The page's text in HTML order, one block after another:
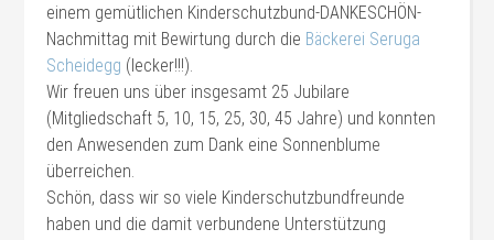
einem gemütlichen Kinderschutzbund-DANKESCHÖN-
Nachmittag mit Bewirtung durch die Bäckerei Seruga
Scheidegg (lecker!!!).
Wir freuen uns über insgesamt 25 Jubilare
(Mitgliedschaft 5, 10, 15, 25, 30, 45 Jahre) und konnten
den Anwesenden zum Dank eine Sonnenblume
überreichen.
Schön, dass wir so viele Kinderschutzbundfreunde
haben und die damit verbundene Unterstützung